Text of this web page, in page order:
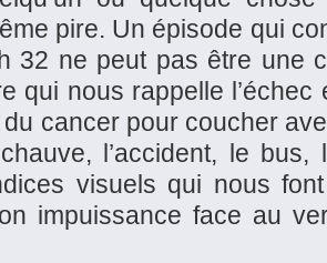
pire. Un épisode qui
32 ne peut pas être une
qui nous rappelle
cancer pour coucher
l’accident, le bus,
visuels qui nous
impuissance face au